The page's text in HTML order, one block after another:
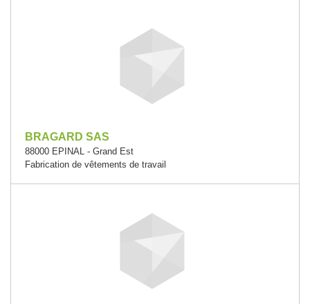
BRAGARD SAS
88000 EPINAL - Grand Est
Fabrication de vêtements de travail